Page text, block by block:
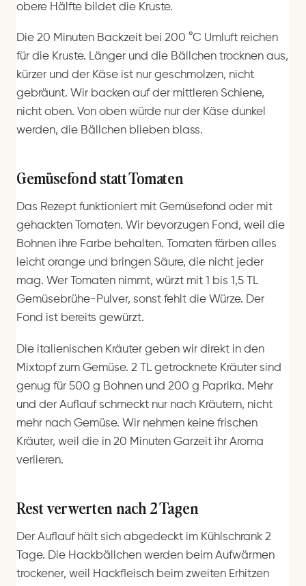
obere Hälfte bildet die Kruste.
Die 20 Minuten Backzeit bei 200 °C Umluft reichen
für die Kruste. Länger und die Bällchen trocknen aus,
kürzer und der Käse ist nur geschmolzen, nicht
gebräunt. Wir backen auf der mittleren Schiene,
nicht oben. Von oben würde nur der Käse dunkel
werden, die Bällchen blieben blass.
Gemüsefond statt Tomaten
Das Rezept funktioniert mit Gemüsefond oder mit
gehackten Tomaten. Wir bevorzugen Fond, weil die
Bohnen ihre Farbe behalten. Tomaten färben alles
leicht orange und bringen Säure, die nicht jeder
mag. Wer Tomaten nimmt, würzt mit 1 bis 1,5 TL
Gemüsebrühe-Pulver, sonst fehlt die Würze. Der
Fond ist bereits gewürzt.
Die italienischen Kräuter geben wir direkt in den
Mixtopf zum Gemüse. 2 TL getrocknete Kräuter sind
genug für 500 g Bohnen und 200 g Paprika. Mehr
und der Auflauf schmeckt nur nach Kräutern, nicht
mehr nach Gemüse. Wir nehmen keine frischen
Kräuter, weil die in 20 Minuten Garzeit ihr Aroma
verlieren.
Rest verwerten nach 2 Tagen
Der Auflauf hält sich abgedeckt im Kühlschrank 2
Tage. Die Hackbällchen werden beim Aufwärmen
trockener, weil Hackfleisch beim zweiten Erhitzen